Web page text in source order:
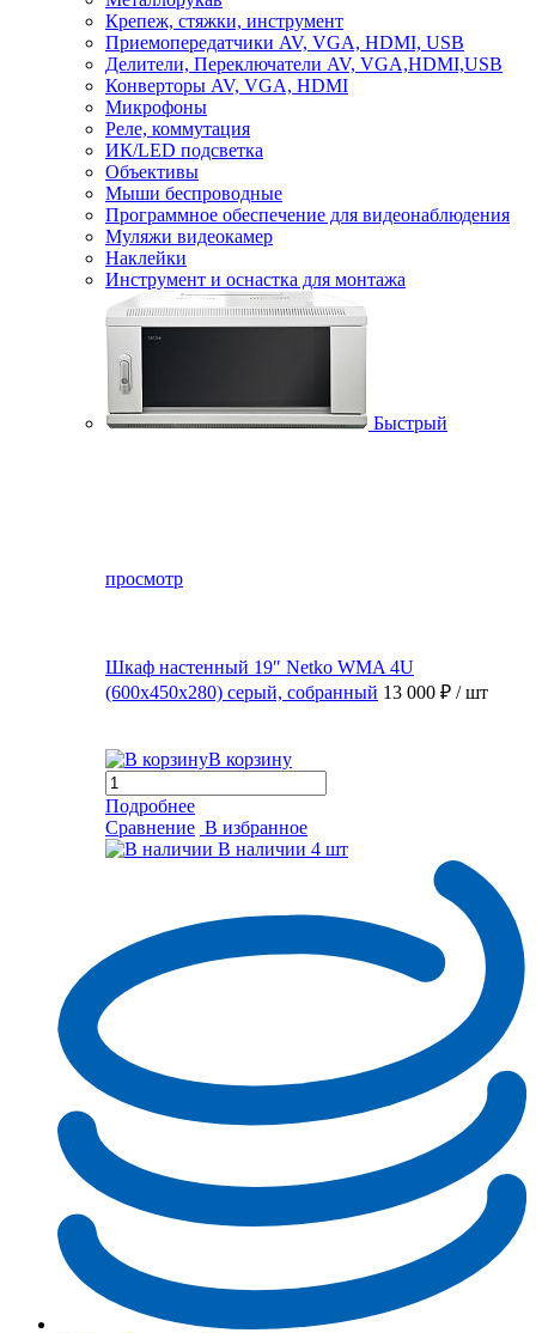
Крепеж, стяжки, инструмент
Приемопередатчики AV, VGA, HDMI, USB
Делители, Переключатели AV, VGA,HDMI,USB
Конверторы AV, VGA, HDMI
Микрофоны
Реле, коммутация
ИК/LED подсветка
Объективы
Мыши беспроводные
Программное обеспечение для видеонаблюдения
Муляжи видеокамер
Наклейки
Инструмент и оснастка для монтажа
Быстрый
просмотр
Шкаф настенный 19″ Netko WMA 4U
(600x450x280) серый, собранный 13 000 ₽ / шт
В корзину
Подробнее
Сравнение В избранное
В наличии 4 шт